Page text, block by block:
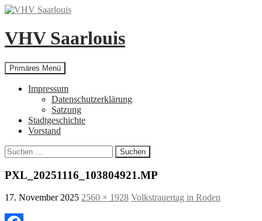
Zum
springen
VHV Saarlouis
Suchen
Primäres Menü
Impressum
Datenschutzerklärung
Satzung
Stadtgeschichte
Vorstand
Suchen
nach:
PXL_20251116_103804921.MP
17. November 2025 2560 × 1928 Volkstrauertag in Roden